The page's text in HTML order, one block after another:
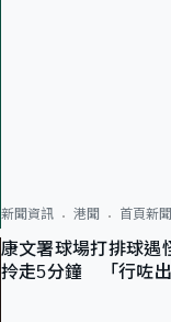
新聞資訊 港聞 首頁新聞
康文署球場打排球
拎走5分鐘 「行咗出